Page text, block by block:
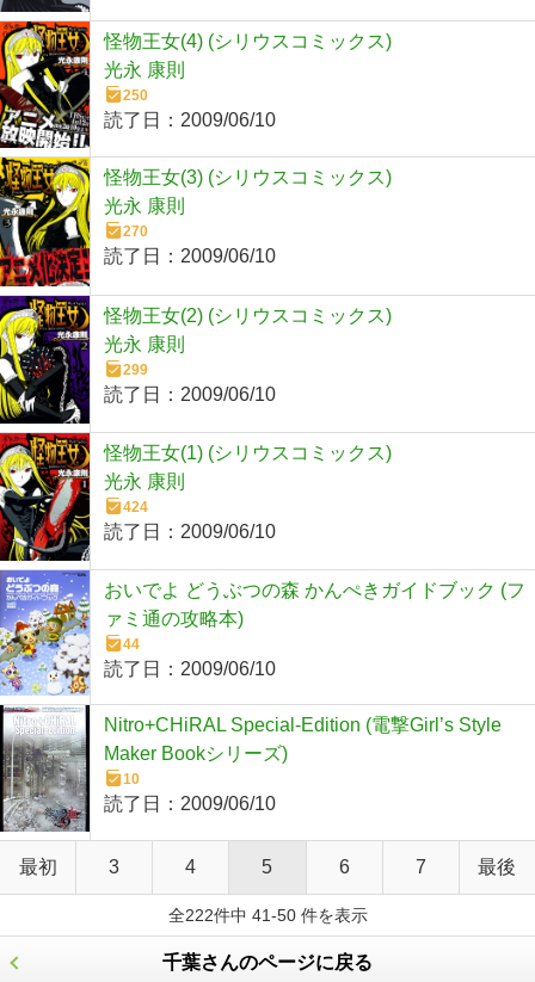
怪物王女(4) (シリウスコミックス)
光永 康則
250
読了日： 2009/06/10
怪物王女(3) (シリウスコミックス)
光永 康則
270
読了日： 2009/06/10
怪物王女(2) (シリウスコミックス)
光永 康則
299
読了日： 2009/06/10
怪物王女(1) (シリウスコミックス)
光永 康則
424
読了日： 2009/06/10
おいでよ どうぶつの森 かんぺきガイドブック (フ
ァミ通の攻略本)
44
読了日： 2009/06/10
Nitro+CHiRAL Special‐Edition (電撃Girl’s Style
Maker Bookシリーズ)
10
読了日： 2009/06/10
最初 3 4 5 6 7 最後
全222件中 41-50 件を表示
千葉さんのページに戻る